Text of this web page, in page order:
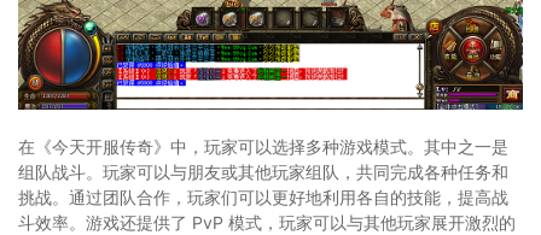
在《今天开服传奇》中，玩家可以选择多种游戏模式。其中之一是
组队战斗。玩家可以与朋友或其他玩家组队，共同完成各种任务和
挑战。通过团队合作，玩家们可以更好地利用各自的技能，提高战
斗效率。游戏还提供了 PvP 模式，玩家可以与其他玩家展开激烈的